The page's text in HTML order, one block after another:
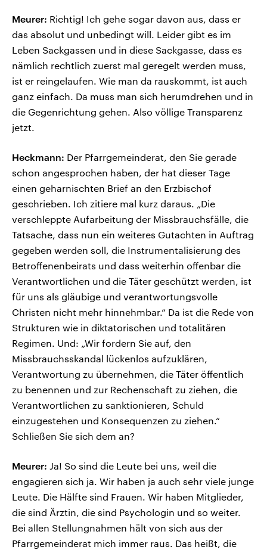
Meurer: Richtig! Ich gehe sogar davon aus, dass er
das absolut und unbedingt will. Leider gibt es im
Leben Sackgassen und in diese Sackgasse, dass es
nämlich rechtlich zuerst mal geregelt werden muss,
ist er reingelaufen. Wie man da rauskommt, ist auch
ganz einfach. Da muss man sich herumdrehen und in
die Gegenrichtung gehen. Also völlige Transparenz
jetzt.
Heckmann: Der Pfarrgemeinderat, den Sie gerade
schon angesprochen haben, der hat dieser Tage
einen geharnischten Brief an den Erzbischof
geschrieben. Ich zitiere mal kurz daraus. „Die
verschleppte Aufarbeitung der Missbrauchsfälle, die
Tatsache, dass nun ein weiteres Gutachten in Auftrag
gegeben werden soll, die Instrumentalisierung des
Betroffenenbeirats und dass weiterhin offenbar die
Verantwortlichen und die Täter geschützt werden, ist
für uns als gläubige und verantwortungsvolle
Christen nicht mehr hinnehmbar.“ Da ist die Rede von
Strukturen wie in diktatorischen und totalitären
Regimen. Und: „Wir fordern Sie auf, den
Missbrauchsskandal lückenlos aufzuklären,
Verantwortung zu übernehmen, die Täter öffentlich
zu benennen und zur Rechenschaft zu ziehen, die
Verantwortlichen zu sanktionieren, Schuld
einzugestehen und Konsequenzen zu ziehen.“
Schließen Sie sich dem an?
Meurer: Ja! So sind die Leute bei uns, weil die
engagieren sich ja. Wir haben ja auch sehr viele junge
Leute. Die Hälfte sind Frauen. Wir haben Mitglieder,
die sind Ärztin, die sind Psychologin und so weiter.
Bei allen Stellungnahmen hält von sich aus der
Pfarrgemeinderat mich immer raus. Das heißt, die